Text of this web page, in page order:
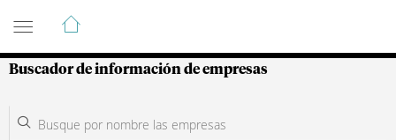
Guía de Empresas Colombianas
Buscador de información de empresas